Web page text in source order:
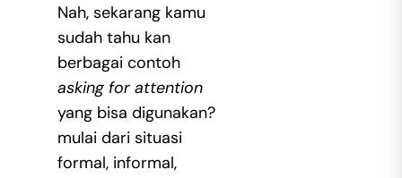
Nah, sekarang kamu
sudah tahu kan
berbagai contoh
asking for attention
yang bisa digunakan?
mulai dari situasi
formal, informal,